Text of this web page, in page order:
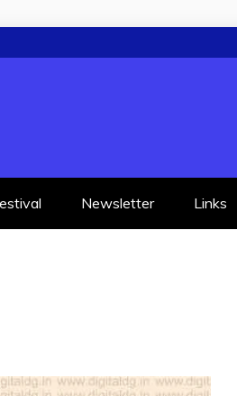
Newsletter Links